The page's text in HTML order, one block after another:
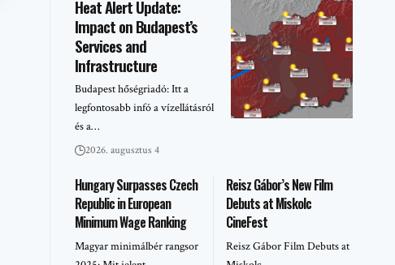
Heat Alert Update:
Impact on Budapest’s
Services and
Infrastructure
Budapest hőségriadó: Itt a
legfontosabb infó a vízellátásról
és a…
2026. augusztus 4
Hungary Surpasses Czech
Republic in European
Minimum Wage Ranking
Magyar minimálbér rangsor
Reisz Gábor’s New Film
Debuts at Miskolc
CineFest
Reisz Gábor Film Debuts at